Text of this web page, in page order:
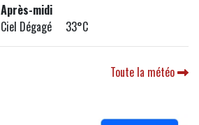
Après-midi
Ciel Dégagé 33°C
Toute la météo